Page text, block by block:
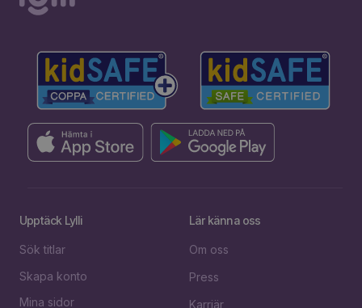
Upptäck Lylli
Sök titlar
Skapa konto
Mina sidor
Lär känna oss
Om oss
Press
Karriär